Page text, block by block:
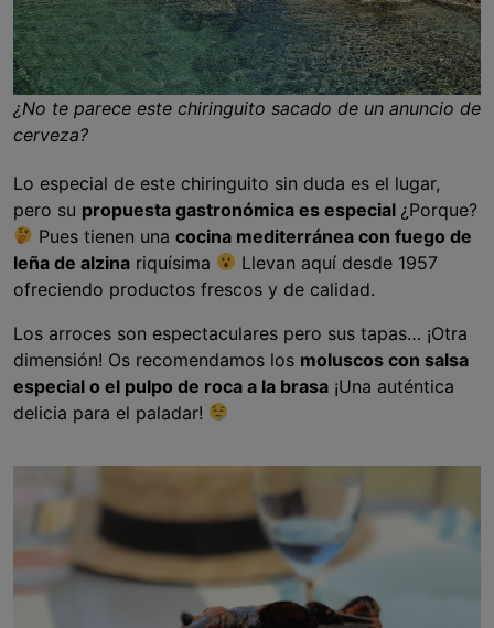
¿No te parece este chiringuito sacado de un anuncio de
cerveza?
Lo especial de este chiringuito sin duda es el lugar,
pero su propuesta gastronómica es especial ¿Porque?
Pues tienen unacocina mediterránea con fuego de
leña de alzina riquísima
Llevan aquí desde 1957
ofreciendo productos frescos y de calidad.
Los arroces son espectaculares pero sus tapas… ¡Otra
dimensión! Os recomendamos los moluscos con salsa
especial o el pulpo de roca a la brasa ¡Una auténtica
delicia para el paladar!